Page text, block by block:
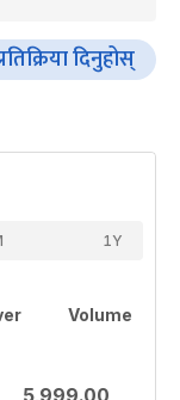
दिनुहोस्